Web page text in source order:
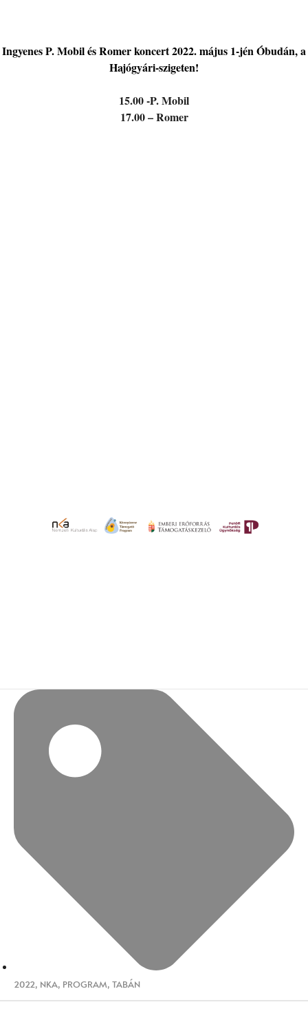
Ingyenes P. Mobil és Romer koncert 2022. május 1-jén Óbudán, a
Hajógyári-szigeten!
15.00 -P. Mobil
17.00 – Romer
2022, NKA, PROGRAM, TABÁN